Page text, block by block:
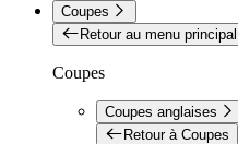
Coupes
Retour au menu principal
Coupes
Coupes anglaises
Retour à Coupes